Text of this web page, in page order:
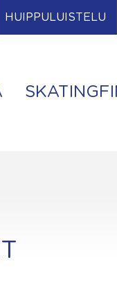
HUIPPULUISTELU